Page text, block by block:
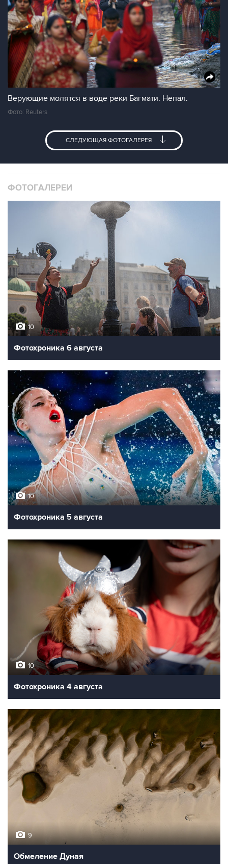
Верующие молятся в воде реки Багмати. Непал.
Фото: Reuters
СЛЕДУЮЩАЯ ФОТОГАЛЕРЕЯ
ФОТОГАЛЕРЕИ
10
Фотохроника 6 августа
10
Фотохроника 5 августа
10
Фотохроника 4 августа
9
Обмеление Дуная